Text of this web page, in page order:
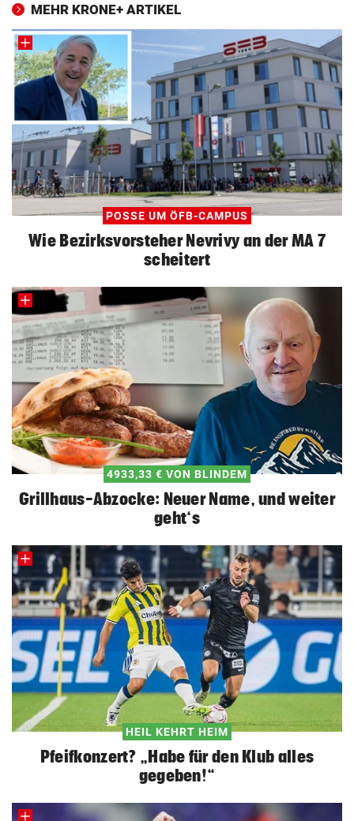
MEHR KRONE+ ARTIKEL
POSSE UM ÖFB-CAMPUS
Wie Bezirksvorsteher Nevrivy an der MA 7
scheitert
4933,33 € VON BLINDEM
Grillhaus-Abzocke: Neuer Name, und weiter
geht‘s
HEIL KEHRT HEIM
Pfeifkonzert? „Habe für den Klub alles
gegeben!“